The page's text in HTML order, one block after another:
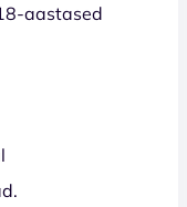
aastased